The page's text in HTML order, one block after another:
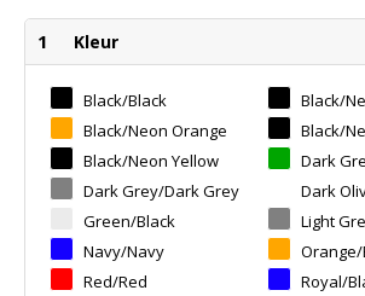
1 Kleur
Black/black
Black/
Black/neon Orange
Black/
Black/neon Yellow
Dark
Green
Dark Grey/dark Grey
Dark
Green/black
Light
Navy/navy
Red/red
Royal/